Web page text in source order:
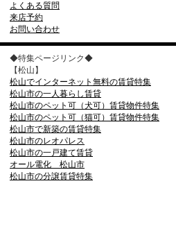
よくある質問
来店予約
お問い合わせ
◆特集ページリンク◆
【松山】
松山でインターネット無料の賃貸特集
松山市の一人暮らし賃貸
松山市のペット可（犬可）賃貸物件特集
松山市のペット可（猫可）賃貸物件特集
松山市で新築の賃貸特集
松山市のレオパレス
松山市の一戸建て賃貸
オール電化 松山市
松山市の分譲賃貸特集